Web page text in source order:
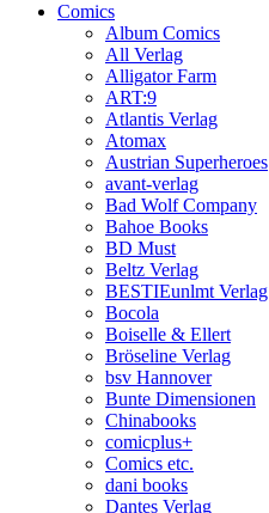
Comics
Album Comics
All Verlag
Alligator Farm
ART:9
Atlantis Verlag
Atomax
Austrian Superheroes
avant-verlag
Bad Wolf Company
Bahoe Books
BD Must
Beltz Verlag
BESTIEunlmt Verlag
Bocola
Boiselle & Ellert
Bröseline Verlag
bsv Hannover
Bunte Dimensionen
Chinabooks
comicplus+
Comics etc.
dani books
Dantes Verlag